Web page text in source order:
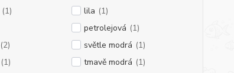
(1) lila (1)
petrolejová (1)
(2) světle modrá (1)
(1) tmavě modrá (1)